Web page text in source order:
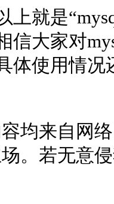
上就是
信大家对
体使用情
容均来自网
。若无意